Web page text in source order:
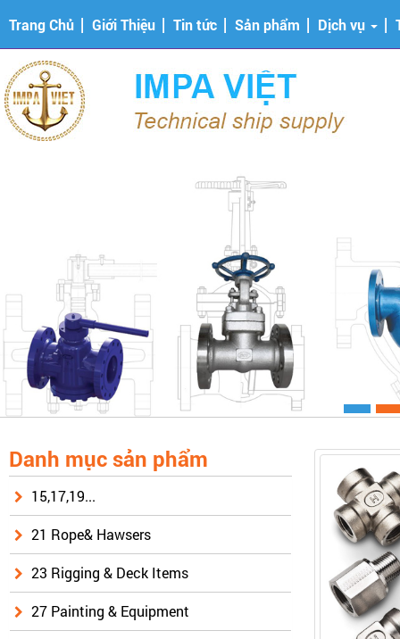
Trang Chủ Giới Thiệu Tin tức Sản phẩm Dịch vụ
Danh mục sản phẩm
15,17,19...
21 Rope& Hawsers
23 Rigging & Deck Items
27 Painting & Equipment